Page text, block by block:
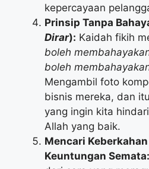
kepercayaan
Prinsip Tanpa
Dirar): Kaidah fikih
boleh
boleh
Mengambil foto
bisnis mereka, dan
yang ingin kita
Allah yang baik.
Mencari
Keuntungan Semata: